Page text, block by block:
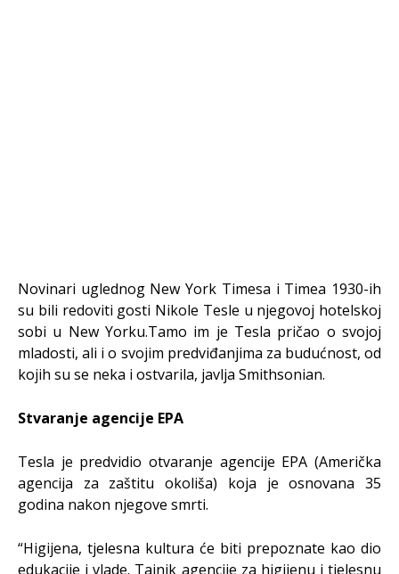
Novinari uglednog New York Timesa i Timea 1930-ih
su bili redoviti gosti Nikole Tesle u njegovoj hotelskoj
sobi u New Yorku.Tamo im je Tesla pričao o svojoj
mladosti, ali i o svojim predviđanjima za budućnost, od
kojih su se neka i ostvarila, javlja Smithsonian.
Stvaranje agencije EPA
Tesla je predvidio otvaranje agencije EPA (Američka
agencija za zaštitu okoliša) koja je osnovana 35
godina nakon njegove smrti.
“Higijena, tjelesna kultura će biti prepoznate kao dio
edukacije i vlade. Tajnik agencije za higijenu i tjelesnu